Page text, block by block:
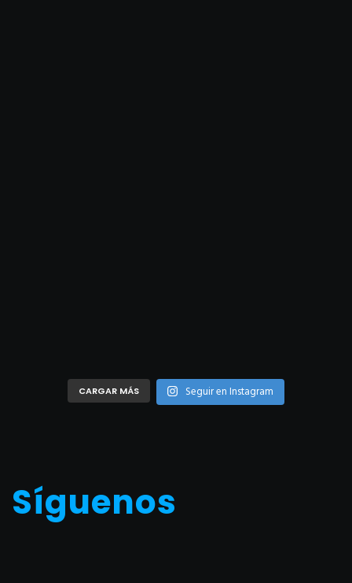
CARGAR MÁS Seguir en Instagram
Síguenos